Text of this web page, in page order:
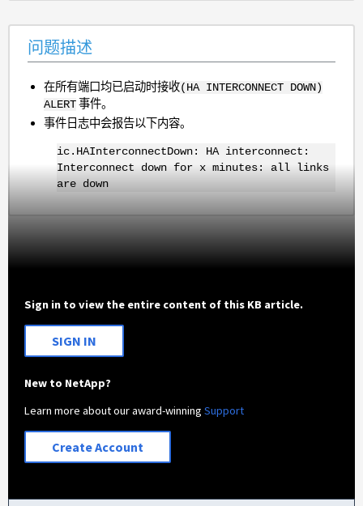
问题描述
在所有端口均已启动时接收(HA INTERCONNECT DOWN)
ALERT事件。
事件日志中会报告以下内容。
ic.HAInterconnectDown: HA interconnect:
Interconnect down for x minutes: all links
are down
Sign in to view the entire content of this KB article.
SIGN IN
New to NetApp?
Learn more about our award-winningSupport
Create Account